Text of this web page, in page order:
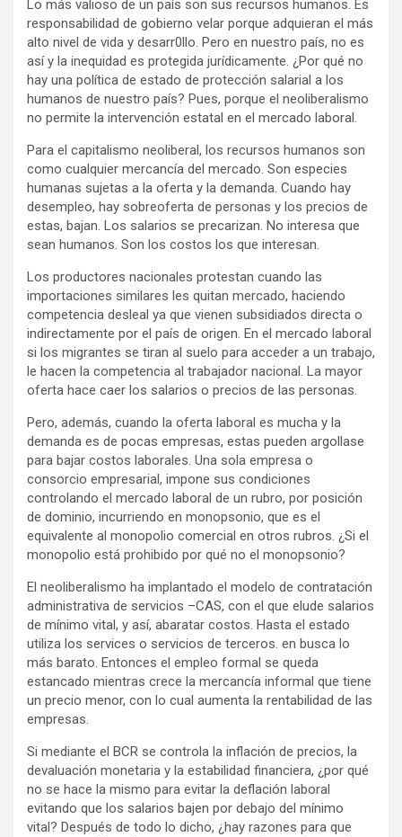
Lo más valioso de un país son sus recursos humanos. Es
responsabilidad de gobierno velar porque adquieran el más
alto nivel de vida y desarr0llo. Pero en nuestro país, no es
así y la inequidad es protegida jurídicamente. ¿Por qué no
hay una política de estado de protección salarial a los
humanos de nuestro país? Pues, porque el neoliberalismo
no permite la intervención estatal en el mercado laboral.
Para el capitalismo neoliberal, los recursos humanos son
como cualquier mercancía del mercado. Son especies
humanas sujetas a la oferta y la demanda. Cuando hay
desempleo, hay sobreoferta de personas y los precios de
estas, bajan. Los salarios se precarizan. No interesa que
sean humanos. Son los costos los que interesan.
Los productores nacionales protestan cuando las
importaciones similares les quitan mercado, haciendo
competencia desleal ya que vienen subsidiados directa o
indirectamente por el país de origen. En el mercado laboral
si los migrantes se tiran al suelo para acceder a un trabajo,
le hacen la competencia al trabajador nacional. La mayor
oferta hace caer los salarios o precios de las personas.
Pero, además, cuando la oferta laboral es mucha y la
demanda es de pocas empresas, estas pueden argollase
para bajar costos laborales. Una sola empresa o
consorcio empresarial, impone sus condiciones
controlando el mercado laboral de un rubro, por posición
de dominio, incurriendo en monopsonio, que es el
equivalente al monopolio comercial en otros rubros. ¿Si el
monopolio está prohibido por qué no el monopsonio?
El neoliberalismo ha implantado el modelo de contratación
administrativa de servicios –CAS, con el que elude salarios
de mínimo vital, y así, abaratar costos. Hasta el estado
utiliza los services o servicios de terceros. en busca lo
más barato. Entonces el empleo formal se queda
estancado mientras crece la mercancía informal que tiene
un precio menor, con lo cual aumenta la rentabilidad de las
empresas.
Si mediante el BCR se controla la inflación de precios, la
devaluación monetaria y la estabilidad financiera, ¿por qué
no se hace la mismo para evitar la deflación laboral
evitando que los salarios bajen por debajo del mínimo
vital? Después de todo lo dicho, ¿hay razones para que